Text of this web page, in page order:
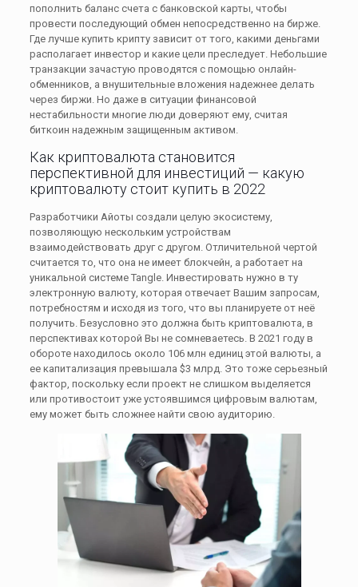
пополнить баланс счета с банковской карты, чтобы
провести последующий обмен непосредственно на бирже.
Где лучше купить крипту зависит от того, какими деньгами
располагает инвестор и какие цели преследует. Небольшие
транзакции зачастую проводятся с помощью онлайн-
обменников, а внушительные вложения надежнее делать
через биржи. Но даже в ситуации финансовой
нестабильности многие люди доверяют ему, считая
биткоин надежным защищенным активом.
Как криптовалюта становится
перспективной для инвестиций — какую
криптовалюту стоит купить в 2022
Разработчики Айоты создали целую экосистему,
позволяющую нескольким устройствам
взаимодействовать друг с другом. Отличительной чертой
считается то, что она не имеет блокчейн, а работает на
уникальной системе Tangle. Инвестировать нужно в ту
электронную валюту, которая отвечает Вашим запросам,
потребностям и исходя из того, что вы планируете от неё
получить. Безусловно это должна быть криптовалюта, в
перспективах которой Вы не сомневаетесь. В 2021 году в
обороте находилось около 106 млн единиц этой валюты, а
ее капитализация превышала $3 млрд. Это тоже серьезный
фактор, поскольку если проект не слишком выделяется
или противостоит уже устоявшимся цифровым валютам,
ему может быть сложнее найти свою аудиторию.